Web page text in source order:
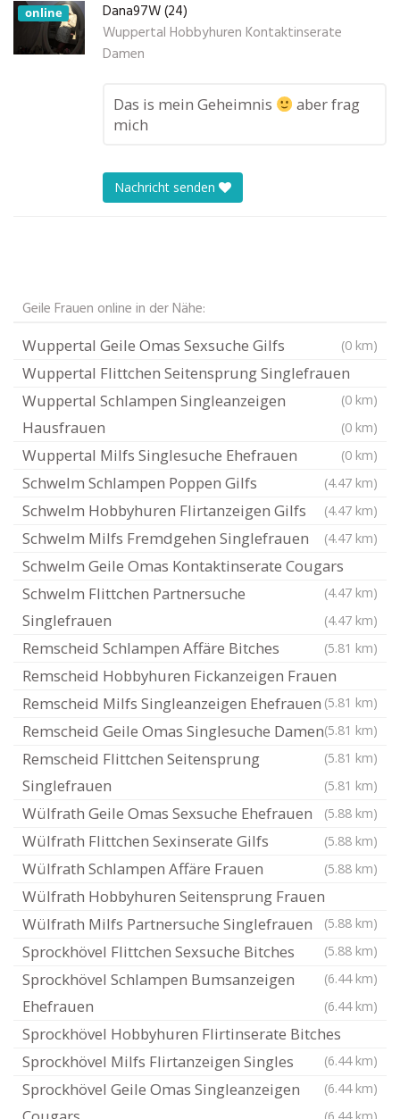
online
Dana97W (24)
Wuppertal Hobbyhuren Kontaktinserate
Damen
Das is mein Geheimnis
aber frag
mich
Nachricht senden
Geile Frauen online in der Nähe:
Wuppertal Geile Omas Sexsuche Gilfs (0 km)
Wuppertal Flittchen Seitensprung Singlefrauen
(0 km)
Wuppertal Schlampen Singleanzeigen
Hausfrauen
(0 km)
Wuppertal Milfs Singlesuche Ehefrauen (0 km)
Schwelm Schlampen Poppen Gilfs (4.47 km)
Schwelm Hobbyhuren Flirtanzeigen Gilfs (4.47 km)
Schwelm Milfs Fremdgehen Singlefrauen (4.47 km)
Schwelm Geile Omas Kontaktinserate Cougars
(4.47 km)
Schwelm Flittchen Partnersuche
Singlefrauen
(4.47 km)
Remscheid Schlampen Affäre Bitches (5.81 km)
Remscheid Hobbyhuren Fickanzeigen Frauen
(5.81 km)
Remscheid Milfs Singleanzeigen Ehefrauen
(5.81 km)
Remscheid Geile Omas Singlesuche Damen
(5.81 km)
Remscheid Flittchen Seitensprung
Singlefrauen
(5.81 km)
Wülfrath Geile Omas Sexsuche Ehefrauen (5.88 km)
Wülfrath Flittchen Sexinserate Gilfs (5.88 km)
Wülfrath Schlampen Affäre Frauen (5.88 km)
Wülfrath Hobbyhuren Seitensprung Frauen
(5.88 km)
Wülfrath Milfs Partnersuche Singlefrauen
(5.88 km)
Sprockhövel Flittchen Sexsuche Bitches
(6.44 km)
Sprockhövel Schlampen Bumsanzeigen
Ehefrauen
(6.44 km)
Sprockhövel Hobbyhuren Flirtinserate Bitches
(6.44 km)
Sprockhövel Milfs Flirtanzeigen Singles
(6.44 km)
Sprockhövel Geile Omas Singleanzeigen